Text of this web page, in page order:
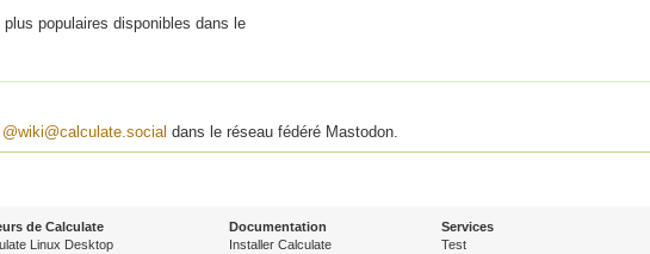
populaires disponibles dans le
@wiki@calculate.social dans le réseau fédéré Mastodon.
de Calculate
Linux Desktop
Documentation
Installer Calculate
Services
Test